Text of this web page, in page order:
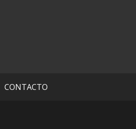
CONTACTO